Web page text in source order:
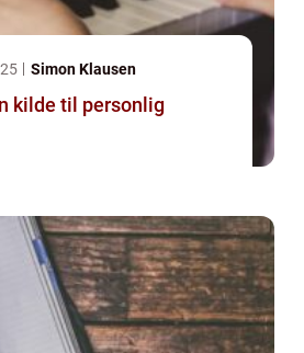
Simon Klausen
kilde til personlig